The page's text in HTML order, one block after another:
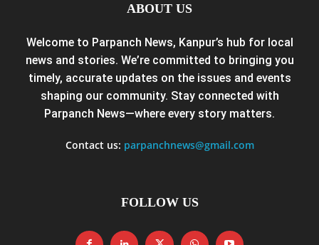
ABOUT US
Welcome to Parpanch News, Kanpur’s hub for local
news and stories. We’re committed to bringing you
timely, accurate updates on the issues and events
shaping our community. Stay connected with
Parpanch News—where every story matters.
Contact us: parpanchnews@gmail.com
FOLLOW US